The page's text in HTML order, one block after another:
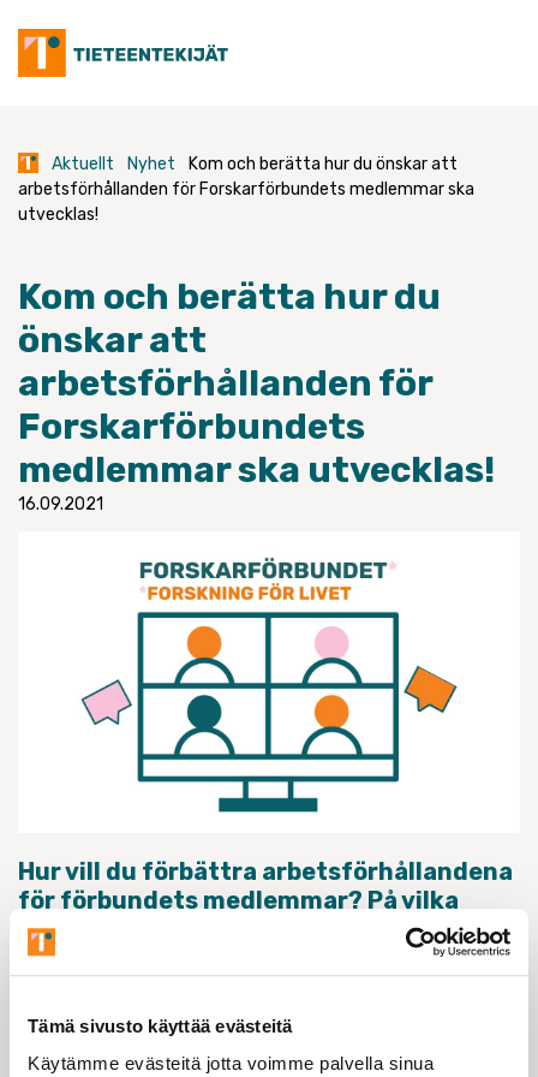
Tämä sivusto käyttää evästeitä
Käytämme evästeitä jotta voimme palvella sinua
content
Aktuellt Nyhet
Kom och berätta hur du önskar att
arbetsförhållanden för Forskarförbundets medlemmar ska
utvecklas!
Kom och berätta hur du
önskar att
arbetsförhållanden för
Forskarförbundets
medlemmar ska utvecklas!
16.09.2021
Hur vill du förbättra arbetsförhållandena
för förbundets medlemmar? På vilka
punkter anser du att arbetsvillkoren
borde utvecklas?
avtalsförhandlingarna samlar vi nu medlemmarnas
erfarenheter från det verkliga livet.